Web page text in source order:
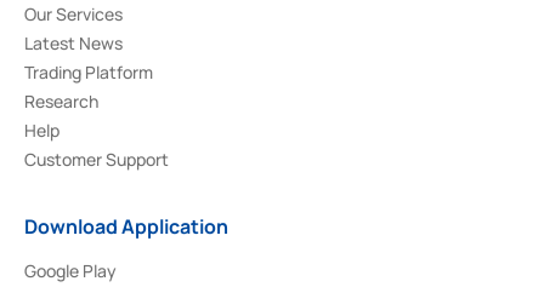
Our Services
Latest News
Trading Platform
Research
Help
Customer Support
Download Application
Google Play